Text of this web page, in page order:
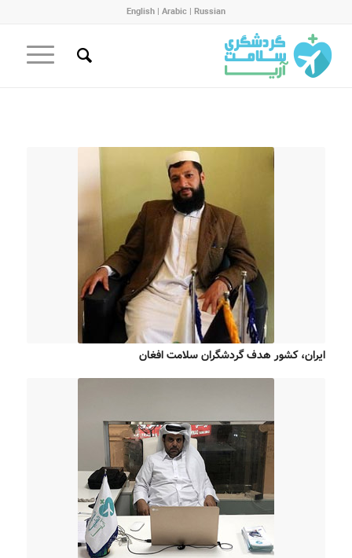
English | Arabic | Russian
ایران، کشور هدف گردشگران سلامت افغان